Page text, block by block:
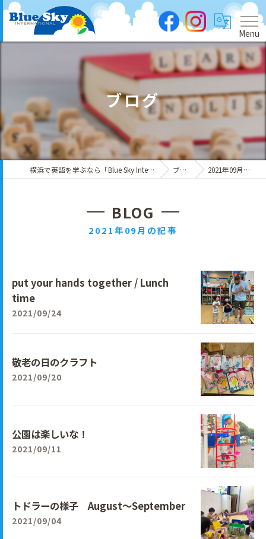
Menu
ブログ
横浜で英語を学ぶなら「Blue Sky International」 ブログ 2021年09月の記事
BLOG
2021年09月の記事
put your hands together / Lunch
time
2021/09/24
敬老の日のクラフト
2021/09/20
公園は楽しいな！
2021/09/11
トドラーの様子 August～September
2021/09/04